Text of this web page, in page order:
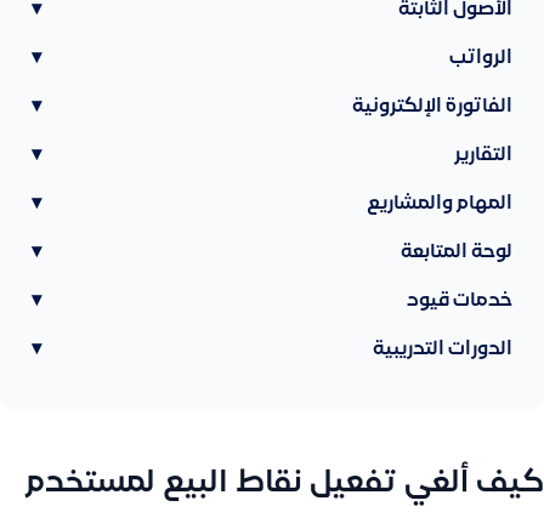
الأصول الثابتة ▾
الرواتب ▾
الفاتورة الإلكترونية ▾
التقارير ▾
المهام والمشاريع ▾
لوحة المتابعة ▾
خدمات قيود ▾
الدورات التدريبية ▾
كيف ألغي تفعيل نقاط البيع لمستخدم